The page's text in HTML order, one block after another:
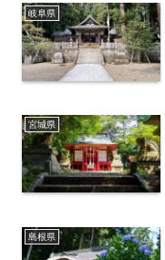
岐阜県
宮城県
島根県